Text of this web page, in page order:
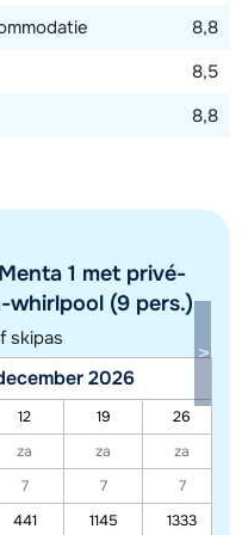
gebied
8,8
8,5
8,8
1 met privé-
whirlpool (9 pers.)
skipas
2026
12 19
26
za za
za
7 7
7
441
1145 1333